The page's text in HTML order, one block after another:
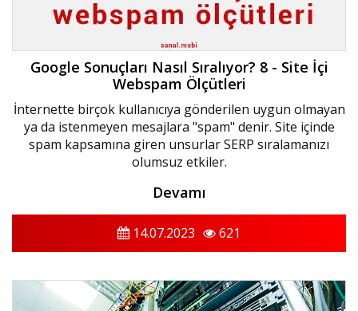
Google Sonuçları Nasıl Sıralıyor? 8 - Site İçi
Webspam Ölçütleri
İnternette birçok kullanıcıya gönderilen uygun olmayan
ya da istenmeyen mesajlara "spam" denir. Site içinde
spam kapsamına giren unsurlar SERP sıralamanızı
olumsuz etkiler.
Devamı
14.07.2023 621